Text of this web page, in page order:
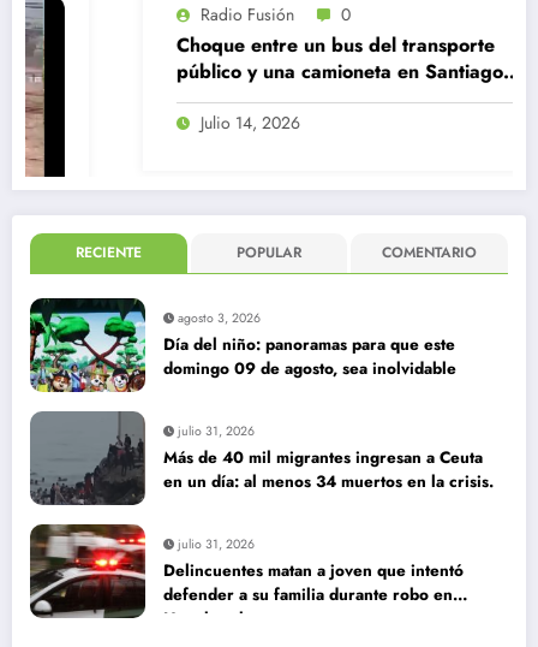
Radio Fusión 0
Choque entre un bus del transporte
público y una camioneta en Santiago
Julio 14, 2026
RECIENTE POPULAR COMENTARIO
agosto 3, 2026
Día del niño: panoramas para que este
domingo 09 de agosto, sea inolvidable
julio 31, 2026
Más de 40 mil migrantes ingresan a Ceuta
en un día: al menos 34 muertos en la crisis.
julio 31, 2026
Delincuentes matan a joven que intentó
defender a su familia durante robo en
Huechuraba